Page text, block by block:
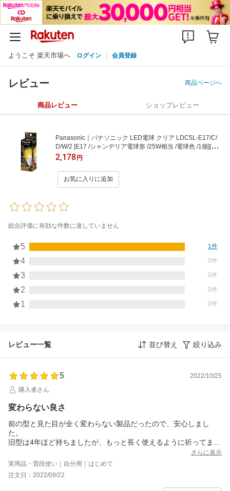
ようこそ 楽天市場へ ログイン 会員登録
レビュー 商品ページへ
商品レビュー ショップレビュー
Panasonic｜パナソニック LED電球 クリア LDC5L-E17/C/
D/W/2 [E17 /シャンデリア電球形 /25W相当 /電球色 /1個][LD
C5LE17CDW2]
2,178円
お気に入りに追加
総合評価に有効な件数に達していません
5 1件
4 0件
3 0件
2 0件
1 0件
レビュー一覧 並び替え 絞り込み
5
2022/10/25
購入者さん
変わらない良さ
前の型と見た目が全く変わらない製品だったので、安心しまし
た。
旧型は4年ほど持ちましたが、もっと長く使えるように祈ってま
さらに表示
実用品・普段使い｜自分用｜はじめて
注文日：2022/09/22